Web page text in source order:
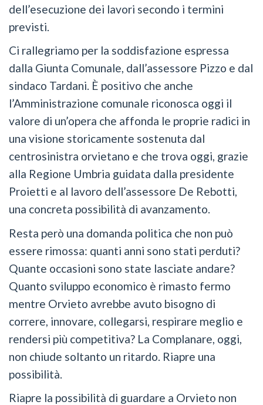
dell’esecuzione dei lavori secondo i termini
previsti.
Ci rallegriamo per la soddisfazione espressa
dalla Giunta Comunale, dall’assessore Pizzo e dal
sindaco Tardani. È positivo che anche
l’Amministrazione comunale riconosca oggi il
valore di un’opera che affonda le proprie radici in
una visione storicamente sostenuta dal
centrosinistra orvietano e che trova oggi, grazie
alla Regione Umbria guidata dalla presidente
Proietti e al lavoro dell’assessore De Rebotti,
una concreta possibilità di avanzamento.
Resta però una domanda politica che non può
essere rimossa: quanti anni sono stati perduti?
Quante occasioni sono state lasciate andare?
Quanto sviluppo economico è rimasto fermo
mentre Orvieto avrebbe avuto bisogno di
correre, innovare, collegarsi, respirare meglio e
rendersi più competitiva? La Complanare, oggi,
non chiude soltanto un ritardo. Riapre una
possibilità.
Riapre la possibilità di guardare a Orvieto non